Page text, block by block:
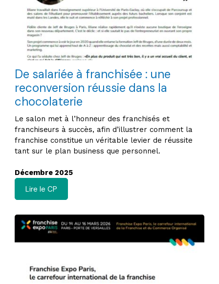
De salariée à franchisée : une
reconversion réussie dans la
chocolaterie
Le salon met à l’honneur des franchisés et
franchiseurs à succès, afin d’illustrer comment la
franchise constitue un véritable levier de réussite
tant sur le plan business que personnel.
Décembre 2025
Lire le CP